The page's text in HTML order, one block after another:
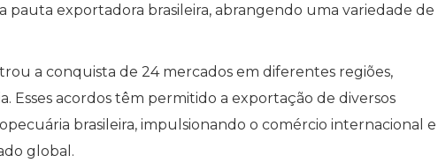
pauta exportadora brasileira, abrangendo uma variedade de
a conquista de 24 mercados em diferentes regiões,
Esses acordos têm permitido a exportação de diversos
brasileira, impulsionando o comércio internacional e
global.